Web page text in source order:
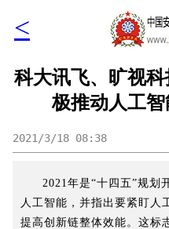
<
科大讯飞、旷视
极推动人工
2021/3/18 08:38
2021年是“十四五”规划
人工智能，并指出要紧盯人
提高创新链整体效能。这标